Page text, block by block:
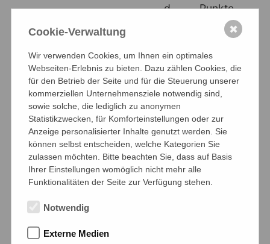
d
Punkte
Wettkampfklasse 3/2
5. Dominik Krieger 9 e 5 Punkte
6. Samir Chami 9 b 5 Punkte
7. Aiman Bitar 9 c 4,5 Punkte
8. Noah Becker 8 c
3 Punkte
9
(1. Ersatzspieler Wkk.
Cookie-Verwaltung
Wir verwenden Cookies, um Ihnen ein optimales
Webseiten-Erlebnis zu bieten. Dazu zählen Cookies, die
für den Betrieb der Seite und für die Steuerung unserer
kommerziellen Unternehmensziele notwendig sind,
sowie solche, die lediglich zu anonymen
Statistikzwecken, für Komforteinstellungen oder zur
Anzeige personalisierter Inhalte genutzt werden. Sie
können selbst entscheiden, welche Kategorien Sie
zulassen möchten. Bitte beachten Sie, dass auf Basis
Ihrer Einstellungen womöglich nicht mehr alle
Funktionalitäten der Seite zur Verfügung stehen.
Notwendig
Externe Medien
✖